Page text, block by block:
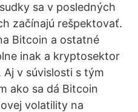
sa v posledných
začínajú rešpektovať.
Bitcoin a ostatné
inak a kryptosektor
v súvislosti s tým
ako sa dá Bitcoin
volatility na